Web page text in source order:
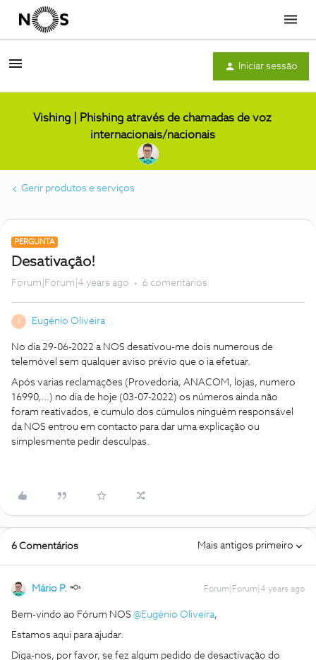
Menu
Iniciar sessão
Vishing | Phishing através de chamadas de voz
internacionais/nacionais
Gerir produtos e serviços
PERGUNTA
Desativação!
Forum|Forum|4 years ago 6 comentários
E Eugénio Oliveira
No dia 29-06-2022 a NOS desativou-me dois numerous de
telemóvel sem qualquer aviso prévio que o ia efetuar.
Após varias reclamações (Provedoria, ANACOM, lojas, numero
16990,...) no dia de hoje (03-07-2022) os números ainda não
foram reativados, e cumulo dos cúmulos ninguém responsável
da NOS entrou em contacto para dar uma explicação ou
simplesmente pedir desculpas.
6 Comentários Mais antigos primeiro
Mário P. Forum|Forum|4 years ago
Bem-vindo ao Fórum NOS @Eugénio Oliveira,
Estamos aqui para ajudar.
Diga-nos, por favor, se fez algum pedido de desactivação do